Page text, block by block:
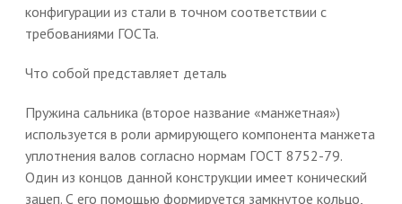
конфигурации из стали в точном соответствии с
требованиями ГОСТа.
Что собой представляет деталь
Пружина сальника (второе название «манжетная»)
используется в роли армирующего компонента манжета
уплотнения валов согласно нормам ГОСТ 8752-79.
Один из концов данной конструкции имеет конический
зацеп. С его помощью формируется замкнутое кольцо,